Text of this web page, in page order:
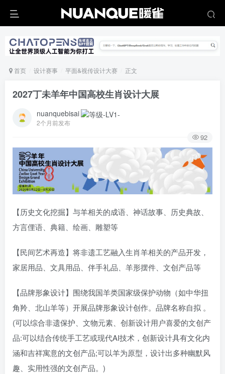
首页 设计赛事 平面&视传设计大赛 正文
2027丁未羊年中国高校生肖设计大展
nuanquebisai
2个月前发布
92
【历史文化挖掘】与羊相关的成语、神话故事、历史典故、
方言俚语、典籍、绘画、雕塑等
【民间艺术再造】将非遗工艺融入生肖羊相关的产品开发，
家居用品、文具用品、伴手礼品、羊形摆件、文创产品等
【品牌形象设计】围绕我国羊类国家级保护动物（如中华扭
角羚、北山羊等）开展品牌形象设计创作。品牌名称自拟 。
(可以综合非遗保护、文物元素、创新设计用户喜爱的文创产
品:可以结合传统手工艺或现代AI技术，创新设计具有文化内
涵和吉祥寓意的文创产品;可以羊为原型，设计出多种幽默风
趣、实用性强的文创产品。)